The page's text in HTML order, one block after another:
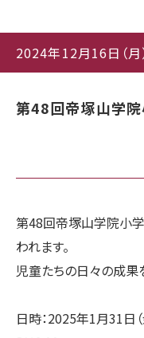
2024年12月16日（月
第48回帝塚山学
第48回帝塚山学院小学
われます。
児童たちの日々の成果
日時：2025年1月31日